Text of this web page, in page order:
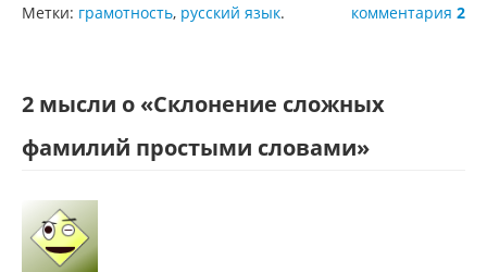
комментария 2
Метки: грамотность, русский язык.
2 мысли о «Склонение сложных
фамилий простыми словами»